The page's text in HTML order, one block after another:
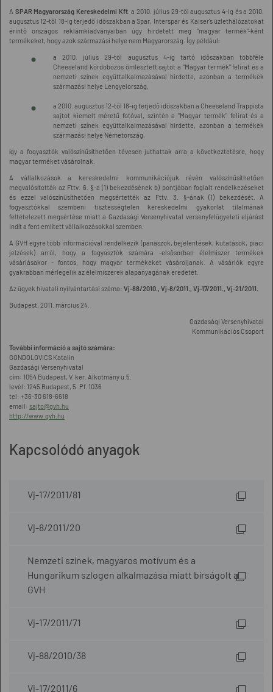
A SPAR Magyarország Kereskedelmi Kft. a 2010. július 29-től augusztus 4-ig és a 2010.
augusztus 12-től 18-ig terjedő időszakban a Spar, Interspar és Kaiser's üzlethálózatokat
érintő országos reklámkiadványaiban úgy hirdetett meg "magyar termék"-ként
termékeket, hogy azok származási helye nem Magyarország. Így például:
a 2010. július 29-től augusztus 4-ig tartó időszakban többféle
Cheeseland kördobozos ömlesztett sajtot a "Magyar termék" felirat és a
nemzeti színek együttalkalmazásával hirdette, azonban a termékek
származási helye Lengyelország,
a 2010. augusztus 12-től 18-ig terjedő időszakban a Cheeseland Trappista
sajtot kiemelt méretű fotóval, szintén a "Magyar termék" felirat és a
nemzeti színek együttalkalmazásával hirdette, azonban a termékek
származási helye Németország,
így a fogyasztók valószínűsíthetően tévesen juthattak arra a következtetésre, hogy
magyar terméket vásárolnak.
A vállalkozások a kereskedelmi kommunikációjuk révén valószínűsíthetően
megvalósították az Fttv. 6. §-a (1) bekezdésének b) pontjában foglalt rendelkezéseket
és ezzel valószínűsíthetően megsértették az Fttv. 3. §-ának (1) bekezdését. A
fogyasztókkal szembeni tisztességtelen kereskedelmi gyakorlat tilalmának
feltételezett megsértése miatt a Gazdasági Versenyhivatal versenyfelügyeleti eljárást
indít a fent említett vállalkozásokkal szemben.
A GVH egyre több információval rendelkezik (panaszok, bejelentések, kutatások, piaci
jelzések) arról, hogy a fogyasztók számára -elsősorban élelmiszer termékek
vásárlásakor - fontos, hogy magyar termékeket vásároljanak. A vásárlók egyre
gyakrabban mérlegelik az élelmiszerek alapanyagának eredetét.
Az ügyek hivatali nyilvántartási száma: Vj-88/2010., Vj-8/2011., Vj-17/2011., Vj-21/2011.
Budapest, 2011. március 24.
Gazdasági Versenyhivatal
Kommunikációs Csoport
További információ a sajtó számára:
GONDOLOVICS Katalin
Gazdasági Versenyhivatal
cím: 1054 Budapest, V. ker. Alkotmány u.5.
levél: 1245 Budapest, 5. Pf. 1036
tel: +36-30 618-6618
email: sajto@gvh.hu
http://www.gvh.hu
Kapcsolódó anyagok
Vj-17/2011/81
Vj-8/2011/20
Nemzeti színek, magyaros motívum és a
Hungarikum szlogen alkalmazása miatt bírságolt a
GVH
Vj-17/2011/71
Vj-88/2010/38
Vj-17/2011/6